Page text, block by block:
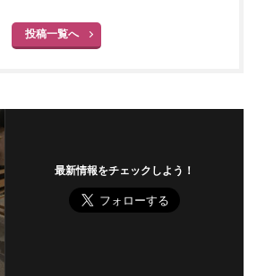
投稿一覧へ
最新情報をチェックしよう！